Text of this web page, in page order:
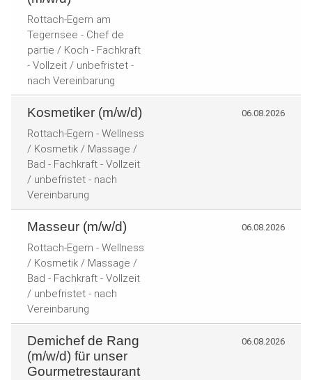
Rottach-Egern am
Tegernsee - Chef de
partie / Koch - Fachkraft
- Vollzeit / unbefristet -
nach Vereinbarung
Kosmetiker (m/w/d)
Rottach-Egern - Wellness
/ Kosmetik / Massage /
Bad - Fachkraft - Vollzeit
/ unbefristet - nach
Vereinbarung
06.08.2026
Masseur (m/w/d)
Rottach-Egern - Wellness
/ Kosmetik / Massage /
Bad - Fachkraft - Vollzeit
/ unbefristet - nach
Vereinbarung
06.08.2026
Demichef de Rang
(m/w/d) für unser
Gourmetrestaurant
06.08.2026